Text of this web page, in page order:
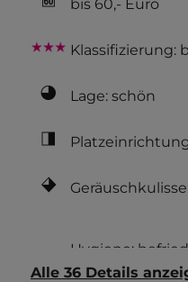
bis 60,- Euro
Klassifizierung:
Lage: schön
Alle 36 Details